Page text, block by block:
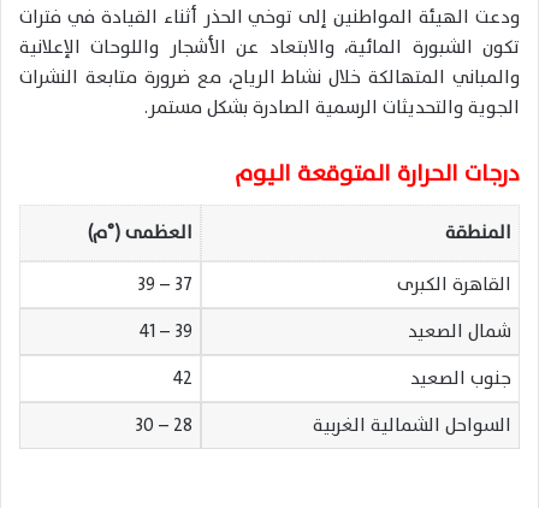
ودعت الهيئة المواطنين إلى توخي الحذر أثناء القيادة في فترات
تكون الشبورة المائية، والابتعاد عن الأشجار واللوحات الإعلانية
والمباني المتهالكة خلال نشاط الرياح، مع ضرورة متابعة النشرات
الجوية والتحديثات الرسمية الصادرة بشكل مستمر.
درجات الحرارة المتوقعة اليوم
المنطقة
العظمى (°م)
القاهرة الكبرى
37 – 39
شمال الصعيد
39 – 41
جنوب الصعيد
42
السواحل الشمالية الغربية
28 – 30